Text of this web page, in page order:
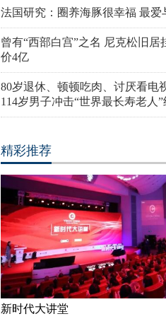
法国研究：圈养海豚很幸福 最爱
曾有“西部白宫”之名 尼克松旧居
价4亿
80岁退休、顿顿吃肉、讨厌看电
114岁男子冲击“世界最长寿老人
精彩推荐
新时代大讲堂